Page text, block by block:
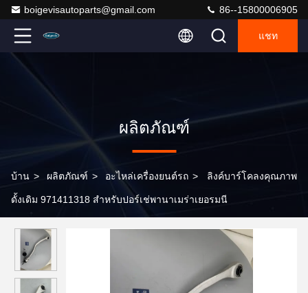
boigevisautoparts@gmail.com 86--15800006905
แชท
ผลิตภัณฑ์
บ้าน > ผลิตภัณฑ์ > อะไหล่เครื่องยนต์รถ > ลิงค์บาร์โคลงคุณภาพ
ดั้งเดิม 971411318 สำหรับปอร์เช่พานาเมร่าเยอรมนี